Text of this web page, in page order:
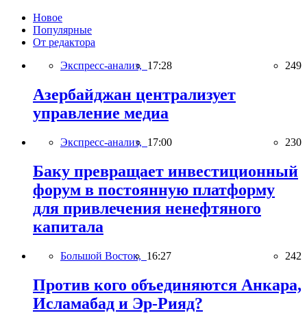
Новое
Популярные
От редактора
Экспресс-анализ, 17:28 249
Азербайджан централизует
управление медиа
Экспресс-анализ, 17:00 230
Баку превращает инвестиционный
форум в постоянную платформу
для привлечения ненефтяного
капитала
Большой Восток, 16:27 242
Против кого объединяются Анкара,
Исламабад и Эр-Рияд?